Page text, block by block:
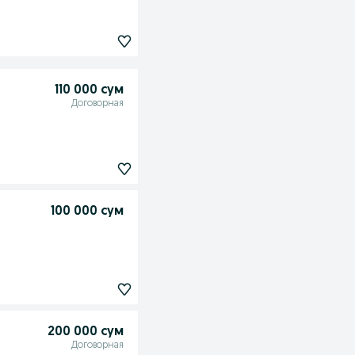
110 000 сум
Договорная
100 000 сум
200 000 сум
Договорная